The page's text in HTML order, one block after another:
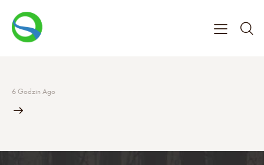
6 Godzin Ago